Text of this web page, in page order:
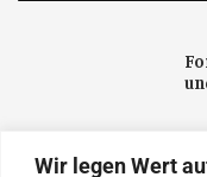
Wir legen Wert